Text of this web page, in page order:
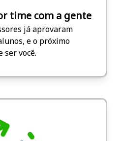
time com a gente
já aprovaram
e o próximo
ser você.